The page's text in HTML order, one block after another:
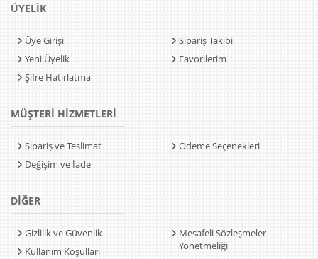
ÜYELİK
Üye Girişi
Yeni Üyelik
Şifre Hatırlatma
Sipariş Takibi
Favorilerim
MÜŞTERİ HİZMETLERİ
Sipariş ve Teslimat
Değişim ve İade
Ödeme Seçenekleri
DİĞER
Gizlilik ve Güvenlik
Kullanım Koşulları
Mesafeli Sözleşmeler
Yönetmeliği